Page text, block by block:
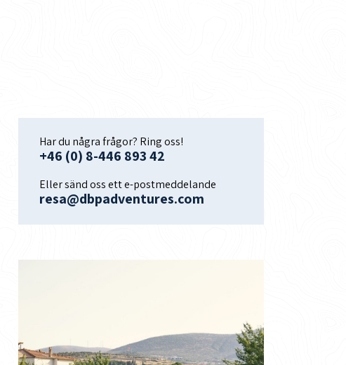
Har du några frågor? Ring oss!
+46 (0) 8-446 893 42
Eller sänd oss ett e-postmeddelande
resa@dbpadventures.com